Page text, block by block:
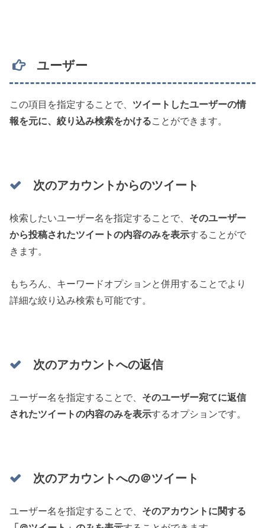
ユーザー
この項目を指定することで、 ツイートしたユーザーの情
報を元に、絞り込み検索をかけることができます。
次のアカウントからのツイート
検索したいユーザー名を指定することで、 そのユーザー
から投稿されたツイートの内容のみを表示することがで
きます。
もちろん、キーワードオプションと併用することでより
詳細な絞り込み検索も可能です。
次のアカウントへの返信
ユーザー名を指定することで、 そのユーザー宛てに返信
されたツイートの内容のみを表示するオプションです。
次のアカウントへの＠ツイート
ユーザー名を指定することで、 そのアカウントに関する